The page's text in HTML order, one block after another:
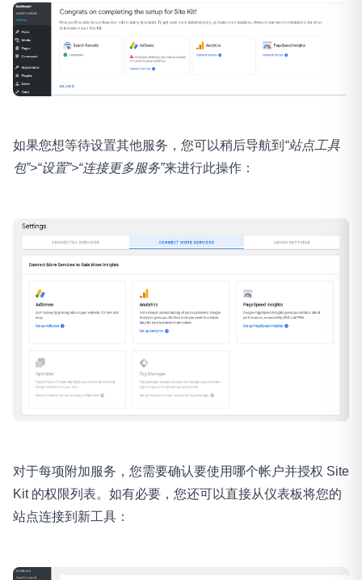
如果您想等待设置其他服务，您可以稍后导航到 “站点工具
包”>“设置”>“连接更多服务”来进行此操作：
对于每项附加服务，您需要确认要使用哪个帐户并授权 Site
Kit 的权限列表。如有必要，您还可以直接从仪表板将您的
站点连接到新工具：